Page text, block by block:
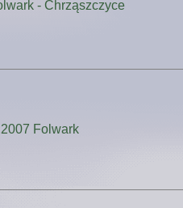
- Chrząszczyce
Folwark